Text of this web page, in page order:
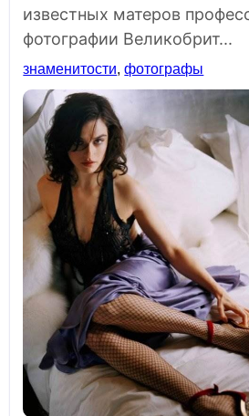
известных матеров
фотографии Великобрит...
знаменитости,фотографы